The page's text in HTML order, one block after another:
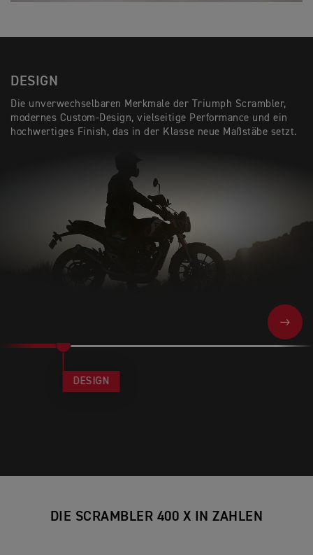
DESIGN
Die unverwechselbaren Merkmale der Triumph Scrambler,
modernes Custom-Design, vielseitige Performance und ein
hochwertiges Finish, das in der Klasse neue Maßstäbe setzt.
NEXT
DESIGN
DIE SCRAMBLER 400 X IN ZAHLEN